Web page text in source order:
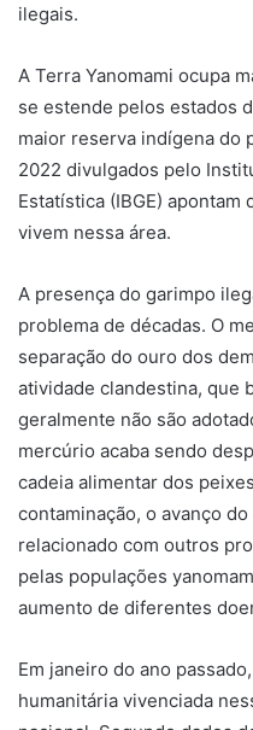
ilegais.
A Terra Yanomami ocupa
se estende pelos estados
maior reserva indígena do
2022 divulgados pelo
Estatística (IBGE)
vivem nessa área.
A presença do garimpo
problema de décadas. O
separação do ouro dos
atividade clandestina, que
geralmente não são
mercúrio acaba sendo
cadeia alimentar dos
contaminação, o avanço
relacionado com outros
pelas populações
aumento de diferentes
Em janeiro do ano
humanitária vivenciada